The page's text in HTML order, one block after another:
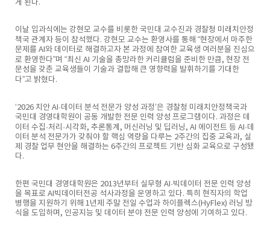
게 된다.
이날 입과식에는 강현모 교수를 비롯한 국민대 교수진과 경찰청 미래치안정
책국 관계자 등이 참석했다. 강현모 교수는 환영사를 통해 “현장에서 마주한
문제를 AI와 데이터로 해결하고자 본 과정에 참여한 교육생 여러분을 진심으
로 환영한다”며 “최신 AI 기술을 총망라한 커리큘럼을 준비한 만큼, 현장 전
문성을 갖춘 교육생들이 기술과 결합해 큰 영향력을 발휘하기를 기대한
다”고 밝혔다.
‘2026 치안 AI·데이터 분석 전문가 양성 과정’은 경찰청 미래치안정책국과
국민대 경영대학원이 공동 개발한 전문 인력 양성 프로그램이다. 과정은 데
이터 수집·처리·시각화, 추론통계, 머신러닝 및 딥러닝, AI 에이전트 등 AI·데
이터 분석 전문가가 갖춰야 할 핵심 역량을 다루는 2주간의 집중 교육과, 실
제 경찰 업무 현안을 해결하는 6주간의 프로젝트 기반 심화 교육으로 구성됐
다.
한편 국민대 경영대학원은 2013년부터 실무형 AI·빅데이터 전문 인력 양성
을 목표로 AI빅데이터전공 석사과정을 운영하고 있다. 특히 현직자의 학업
병행을 지원하기 위해 1년제 주말 전일 수업과 하이플렉스(HyFlex) 러닝 방
식을 도입하며, 인공지능 및 데이터 분야 전문 인력 양성에 기여하고 있다.